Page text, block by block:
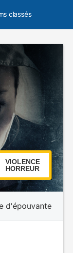
classés
VIOLENCE
HORREUR
d'épouvante